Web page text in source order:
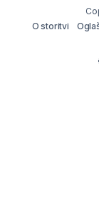
O storitvi